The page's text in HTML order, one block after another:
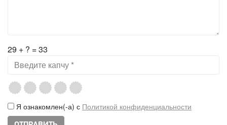
29 + ? = 33
Я ознакомлен(-а) с Политикой конфиденциальности